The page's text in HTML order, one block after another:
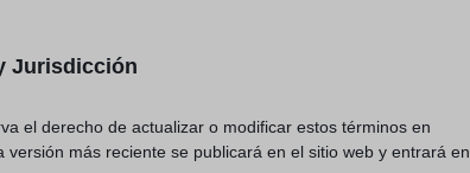
Jurisdicción
el derecho de actualizar o modificar estos términos en
versión más reciente se publicará en el sitio web y entrará en